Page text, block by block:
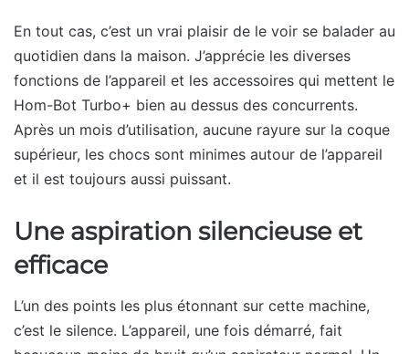
En tout cas, c’est un vrai plaisir de le voir se balader au
quotidien dans la maison. J’apprécie les diverses
fonctions de l’appareil et les accessoires qui mettent le
Hom-Bot Turbo+ bien au dessus des concurrents.
Après un mois d’utilisation, aucune rayure sur la coque
supérieur, les chocs sont minimes autour de l’appareil
et il est toujours aussi puissant.
Une aspiration silencieuse et
efficace
L’un des points les plus étonnant sur cette machine,
c’est le silence. L’appareil, une fois démarré, fait